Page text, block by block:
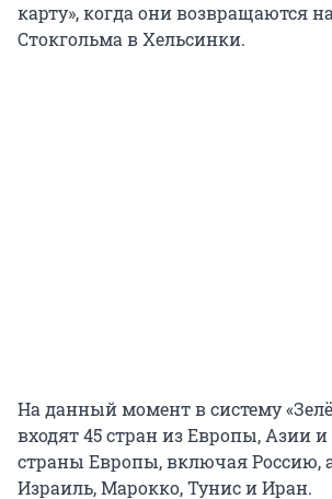
карту», когда они возвращаются
Стокгольма в Хельсинки.
На данный момент в систему
входят 45 стран из Европы, Азии
страны Европы, включая Россию,
Израиль, Марокко, Тунис и Иран.